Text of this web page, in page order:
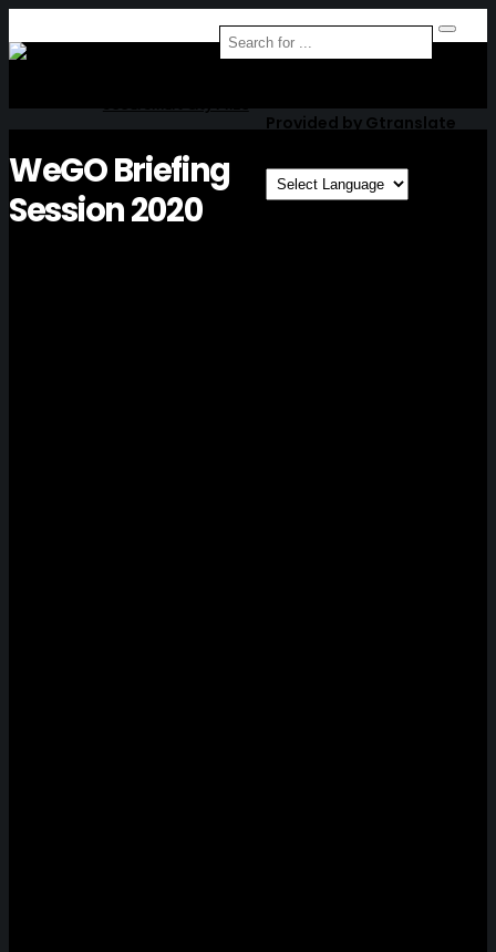
Provided by Gtranslate
Seoul Smart City Prize
WeGO Briefing
Session 2020